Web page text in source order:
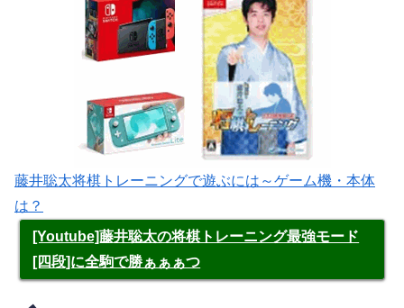
藤井聡太将棋トレーニングで遊ぶには～ゲーム機・本体
は？
[Youtube]藤井聡太の将棋トレーニング最強モード
[四段]に全駒で勝ぁぁぁつ